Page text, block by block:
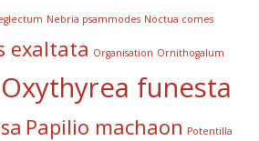
Nebria psammodes Noctua comes
exaltata Organisation Ornithogalum
Oxythyrea funesta
Papilio machaon Potentilla